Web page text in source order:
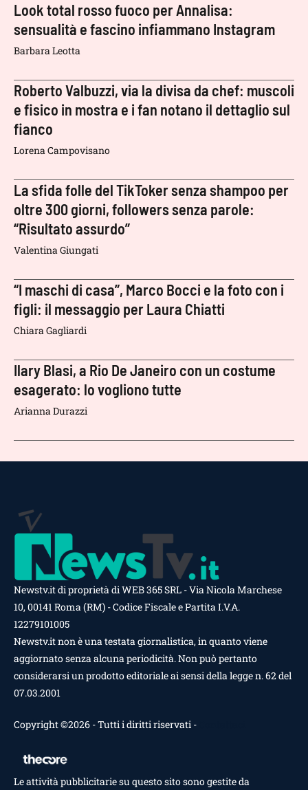
Look total rosso fuoco per Annalisa:
sensualità e fascino infiammano Instagram
Barbara Leotta
Roberto Valbuzzi, via la divisa da chef: muscoli
e fisico in mostra e i fan notano il dettaglio sul
fianco
Lorena Campovisano
La sfida folle del TikToker senza shampoo per
oltre 300 giorni, followers senza parole:
“Risultato assurdo”
Valentina Giungati
“I maschi di casa”, Marco Bocci e la foto con i
figli: il messaggio per Laura Chiatti
Chiara Gagliardi
Ilary Blasi, a Rio De Janeiro con un costume
esagerato: lo vogliono tutte
Arianna Durazzi
Newstv.it di proprietà di WEB 365 SRL - Via Nicola Marchese
10, 00141 Roma (RM) - Codice Fiscale e Partita I.V.A.
12279101005
Newstv.it non è una testata giornalistica, in quanto viene
aggiornato senza alcuna periodicità. Non può pertanto
considerarsi un prodotto editoriale ai sensi della legge n. 62 del
07.03.2001
Copyright ©2026 - Tutti i diritti riservati -
Le attività pubblicitarie su questo sito sono gestite da